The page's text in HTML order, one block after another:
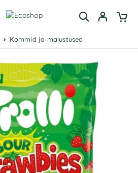
Kommid ja maiustused